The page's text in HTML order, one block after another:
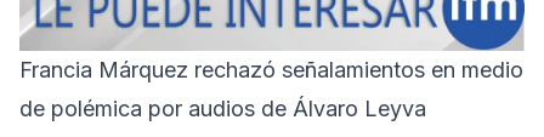
Francia Márquez rechazó señalamientos en medio
de polémica por audios de Álvaro Leyva